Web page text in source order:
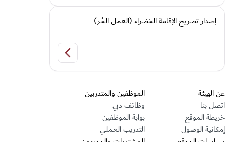
إصدار تصريح الإقامة الخضراء (العمل الحُر)
إصدار تصريح الإقامة
قسم التذييل
عن الهيئة
اتصل بنا
خريطة الموقع
إمكانية الوصول
الموظفين والمتدربين
وظائف دبي
بوابة الموظفين
التدريب العملي